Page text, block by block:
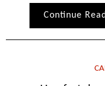
Continue